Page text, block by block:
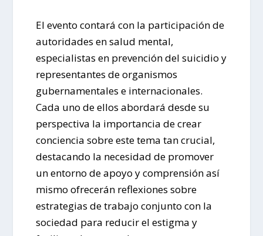
El evento contará con la participación de
autoridades en salud mental,
especialistas en prevención del suicidio y
representantes de organismos
gubernamentales e internacionales.
Cada uno de ellos abordará desde su
perspectiva la importancia de crear
conciencia sobre este tema tan crucial,
destacando la necesidad de promover
un entorno de apoyo y comprensión así
mismo ofrecerán reflexiones sobre
estrategias de trabajo conjunto con la
sociedad para reducir el estigma y